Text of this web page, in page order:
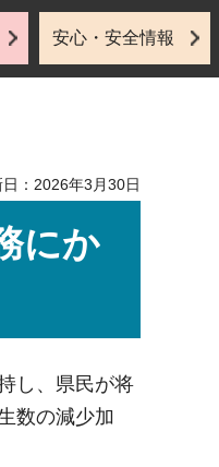
安心・安全情報
日：2026年3月30日
にか
し、県民が将
数の減少加